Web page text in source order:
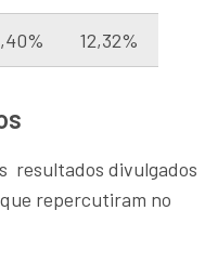
12,32%
resultados divulgados
repercutiram no